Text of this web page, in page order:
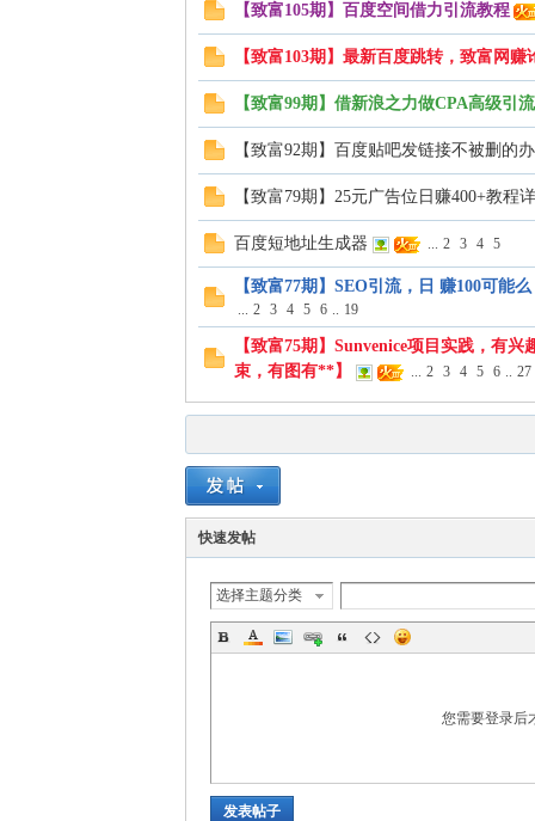
【致富105期】百度空间借力引流教程
【致富103期】最新百度跳转，致富网赚
【致富99期】借新浪之力做CPA高级引
【致富92期】百度贴吧发链接不被删的
【致富79期】25元广告位日赚400+教程
百度短地址生成器 ... 2 3 4 5
【致富77期】SEO引流，日 赚100可能
... 2 3 4 5 6 .. 19
【致富75期】Sunvenice项目实践，有
束，有图有**】
... 2 3 4 5 6 .. 27
快速发帖
选择主题分类
您需要登录后
发表帖子